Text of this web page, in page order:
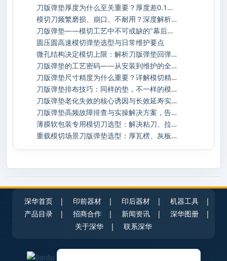
刀版弹垫厚度为什么至关重要？厚度差0.1mm，
模切刀频繁磨损、崩口、不耐用？深度解析损
刀版弹垫——模切工艺中不可或缺的"幕后功臣
圆压圆高速模切弹垫选型与日常维护要点
微孔结构决定模切上限：解析刀版弹垫回弹与
刀版弹垫的工艺密码——从安装到维护的全生
刀版弹垫尺寸精度为什么重要？详解模切精度
刀版弹垫排布技巧：同样的垫，不一样的模切
刀版弹垫老化失效的核心诱因与长效延寿实操
刀版弹垫高频故障排查与实操解决方案，告别
薄膜软包装专用模切刀选型：解决粘刀、拉丝
重载模切场景刀版弹垫选型：厚瓦楞、灰板加
深华首页 | 印前器材 | 印后器材 | 机器工具
|
产品目录
| 招商合作 | 新闻资讯 | 深华图册
|
关于深华
| 联系深华